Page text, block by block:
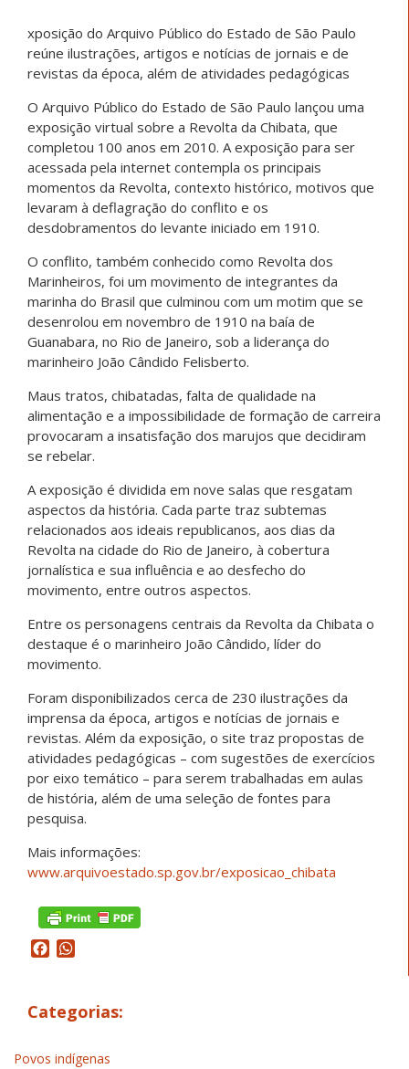
xposição do Arquivo Público do Estado de São Paulo
reúne ilustrações, artigos e notícias de jornais e de
revistas da época, além de atividades pedagógicas
O Arquivo Público do Estado de São Paulo lançou uma
exposição virtual sobre a Revolta da Chibata, que
completou 100 anos em 2010. A exposição para ser
acessada pela internet contempla os principais
momentos da Revolta, contexto histórico, motivos que
levaram à deflagração do conflito e os
desdobramentos do levante iniciado em 1910.
O conflito, também conhecido como Revolta dos
Marinheiros, foi um movimento de integrantes da
marinha do Brasil que culminou com um motim que se
desenrolou em novembro de 1910 na baía de
Guanabara, no Rio de Janeiro, sob a liderança do
marinheiro João Cândido Felisberto.
Maus tratos, chibatadas, falta de qualidade na
alimentação e a impossibilidade de formação de carreira
provocaram a insatisfação dos marujos que decidiram
se rebelar.
A exposição é dividida em nove salas que resgatam
aspectos da história. Cada parte traz subtemas
relacionados aos ideais republicanos, aos dias da
Revolta na cidade do Rio de Janeiro, à cobertura
jornalística e sua influência e ao desfecho do
movimento, entre outros aspectos.
Entre os personagens centrais da Revolta da Chibata o
destaque é o marinheiro João Cândido, líder do
movimento.
Foram disponibilizados cerca de 230 ilustrações da
imprensa da época, artigos e notícias de jornais e
revistas. Além da exposição, o site traz propostas de
atividades pedagógicas – com sugestões de exercícios
por eixo temático – para serem trabalhadas em aulas
de história, além de uma seleção de fontes para
pesquisa.
Mais informações:
www.arquivoestado.sp.gov.br/exposicao_chibata
Facebook
Categorias:
Povos indígenas